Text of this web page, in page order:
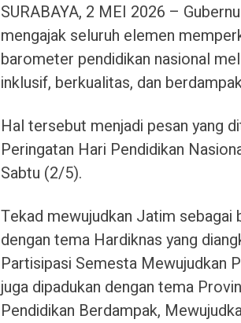
SURABAYA, 2 MEI 2026 –
mengajak seluruh elemen
barometer pendidikan nasional
inklusif, berkualitas, dan
Hal tersebut menjadi pesan yang
Peringatan Hari Pendidikan
Sabtu (2/5).
Tekad mewujudkan Jatim sebagai
dengan tema Hardiknas yang
Partisipasi Semesta Mewujudkan
juga dipadukan dengan tema
Pendidikan Berdampak,